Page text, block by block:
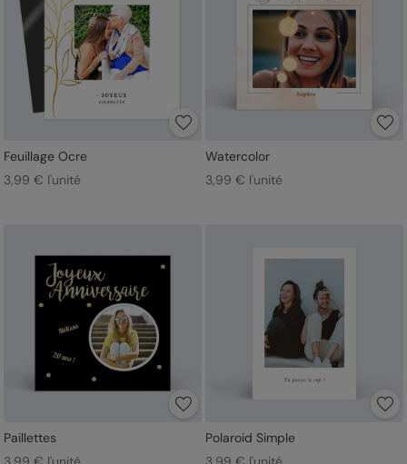
Feuillage Ocre
3,99 € l'unité
Watercolor
3,99 € l'unité
Paillettes
Polaroid Simple